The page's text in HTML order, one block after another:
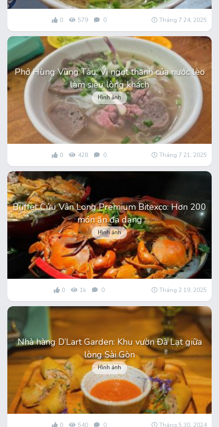
0 579 0 Tháng 7 24, 2025
Phở Hùng Vũng Tàu: Vị ngọt thanh của nước lèo
làm siêu lòng khách
Hình ảnh
0 428 0 Tháng 7 21, 2025
Buffet Cửu Vân Long Premium Bitexco: Hơn 200
món ăn đa dạng
Hình ảnh
0 1k 0 Tháng 2 19, 2025
Nhà hàng D’Lart Garden: Khu vườn Đà Lạt giữa
lòng Sài Gòn
Hình ảnh
0 540 0 Tháng 5 30, 2024